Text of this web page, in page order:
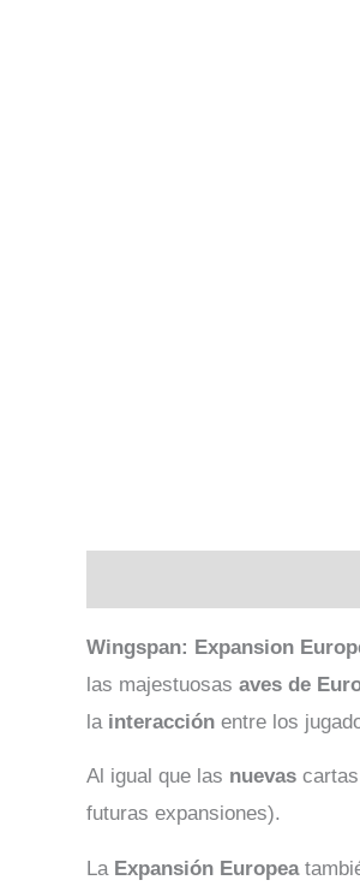
Wingspan: Expansion
las majestuosas aves de
lainteracción entre los
Al igual que las nuevas
futuras expansiones).
La Expansión Europea